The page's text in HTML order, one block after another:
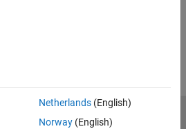
Netherlands(English)
Norway(English)
Informativa sulla privacy